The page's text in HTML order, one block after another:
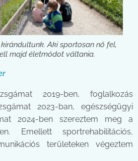
Aki sportosan nő fel,
majd életmódot váltania.
2019-ben, foglalkozás
2023-ban, egészségügyi
2024-ben szereztem meg a
Emellett sportrehabilitációs,
területeken végeztem